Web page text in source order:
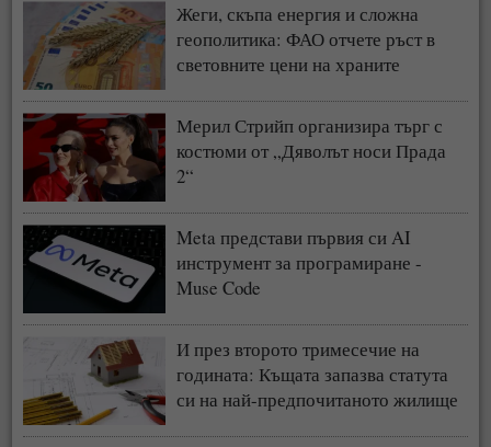
Жеги, скъпа енергия и сложна
геополитика: ФАО отчете ръст в
световните цени на храните
Мерил Стрийп организира търг с
костюми от „Дяволът носи Прада
2“
Meta представи първия си AI
инструмент за програмиране -
Muse Code
И през второто тримесечие на
годината: Къщата запазва статута
си на най-предпочитаното жилище